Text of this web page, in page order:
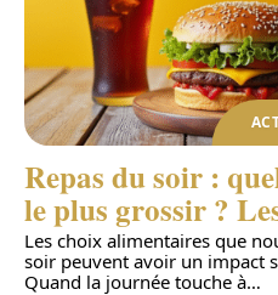
Repas du soir :
le plus grossir ?
Les choix alimentaires que
soir peuvent avoir un impact
Quand la journée touche à…